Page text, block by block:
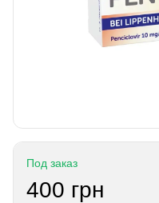
Под заказ
400 грн